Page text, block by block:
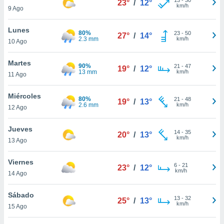
más
nuestra
y
de
disponible
cookies
aceptar
9 Ago
23° / 12°
km/h
Lunes
10 Ago
80%
2.3 mm
27° / 14° 23- 50
km/h
Martes
11 Ago
90%
13 mm
19° / 12° 21 - 47
km/h
Miércoles
12 Ago
80%
2.6 mm
19° / 13° 21 - 48
km/h
Jueves
13 Ago
20° / 13° 14- 35
km/h
Viernes
14 Ago
23° / 12° 6- 21
km/h
Sábado
15 Ago
25° / 13° 13- 32
km/h